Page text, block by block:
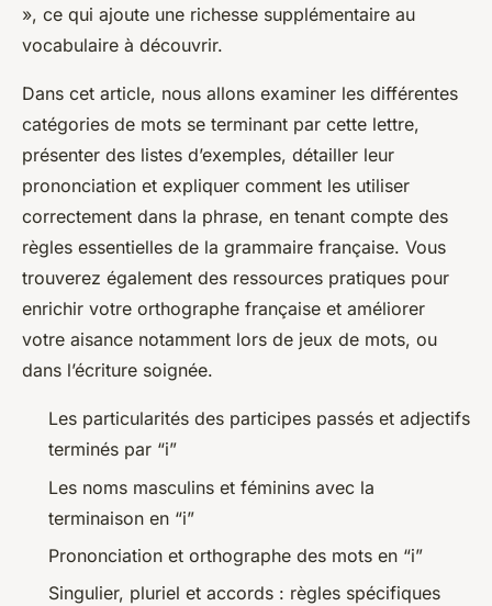
», ce qui ajoute une richesse supplémentaire au
vocabulaire à découvrir.
Dans cet article, nous allons examiner les différentes
catégories de mots se terminant par cette lettre,
présenter des listes d’exemples, détailler leur
prononciation et expliquer comment les utiliser
correctement dans la phrase, en tenant compte des
règles essentielles de la grammaire française. Vous
trouverez également des ressources pratiques pour
enrichir votre orthographe française et améliorer
votre aisance notamment lors de jeux de mots, ou
dans l’écriture soignée.
Les particularités des participes passés et adjectifs
terminés par “i”
Les noms masculins et féminins avec la
terminaison en “i”
Prononciation et orthographe des mots en “i”
Singulier, pluriel et accords : règles spécifiques